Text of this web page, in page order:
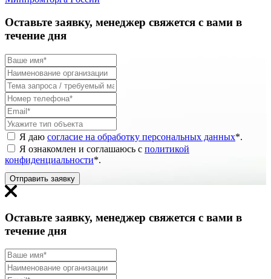
Оставьте заявку, менеджер свяжется с вами в
течение дня
Я даю согласие на обработку персональных данных*.
Я ознакомлен и соглашаюсь с политикой
конфиденциальности*.
Отправить заявку
Оставьте заявку, менеджер свяжется с вами в
течение дня